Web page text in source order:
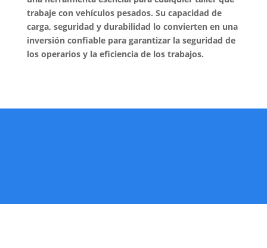
trabaje con vehículos pesados. Su capacidad de
carga, seguridad y durabilidad lo convierten en una
inversión confiable para garantizar la seguridad de
los operarios y la eficiencia de los trabajos.